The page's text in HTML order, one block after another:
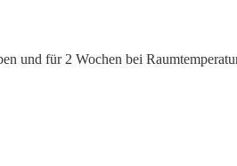
und für 2 Wochen bei